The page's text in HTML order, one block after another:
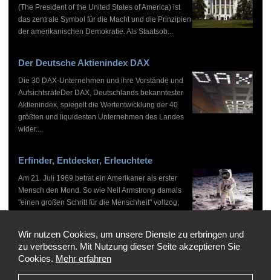
(The President of the United States of America) ist
das zentrale Symbol für die Macht und die Prinzipien
der amerikanischen Demokratie. Als Staatsob...
Der Deutsche Aktienindex DAX
Die 30 DAX-Unternehmen und ihre Vorstände und
AufsichtsräteDer DAX, Deutschlands bekanntester
Aktienindex, spiegelt die Wertentwicklung der 40
größten und liquidesten Unternehmen des Landes
wider....
Erfinder, Entdecker, Erleuchtete
Am 21. Juli 1969 betrat ein Amerikaner als erster
Mensch den Mond. So wie Neil Armstrong damals
"einen großen Schritt für die Menschheit" vollzog,
Wir nutzen Cookies, um unsere Dienste zu erbringen und
zu verbessern. Mit Nutzung dieser Seite akzeptieren Sie
Cookies. Mehr erfahren